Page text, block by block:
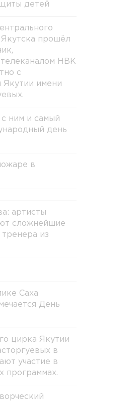
детей
прошёл
НВК
с
Якутии имени
с ним и самый
день
в
артисты
сложнейшие
из
Саха
День
цирка Якутии
в
участие в
программах.